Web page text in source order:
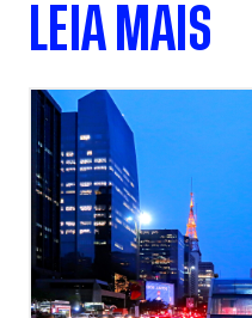
LEIA MAIS